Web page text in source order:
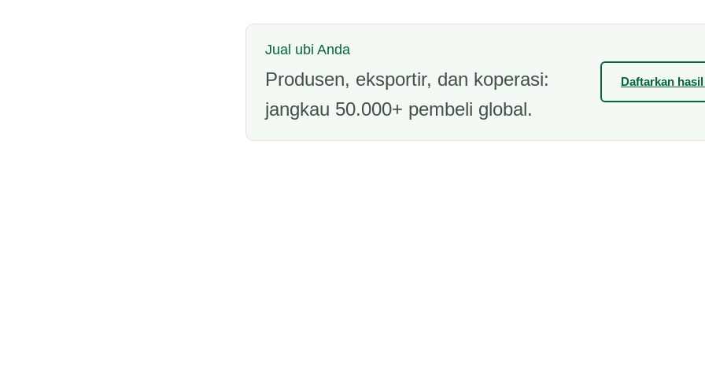
Jual ubi Anda
Produsen, eksportir, dan koperasi:
jangkau 50.000+ pembeli global.
Daftarkan